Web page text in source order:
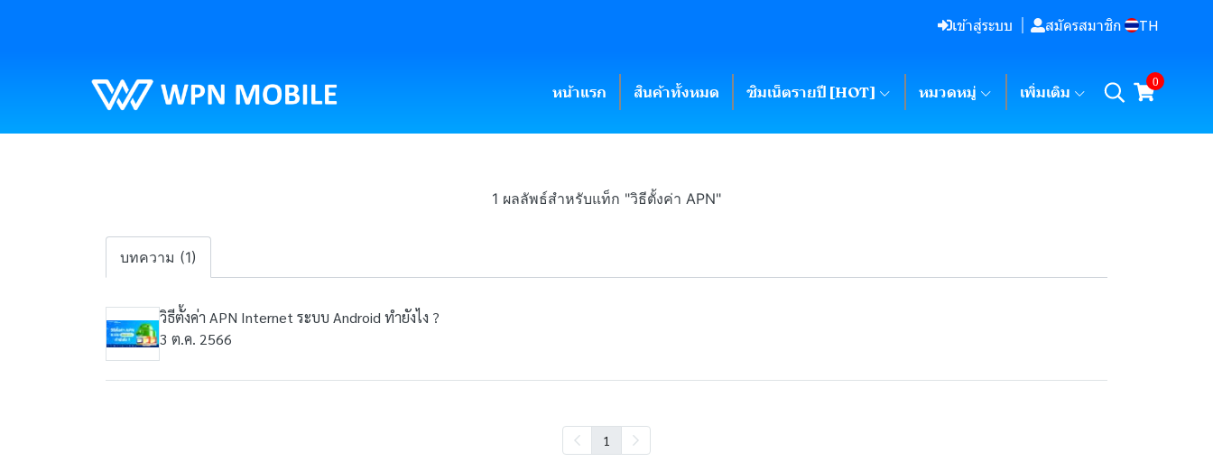
เข้าสู่ระบบ สมัครสมาชิก TH
หน้าแรก สินค้าทั้งหมด ซิมเน็ตรายปี [HOT] หมวดหมู่ เพิ่มเติม
0
1 ผลลัพธ์สำหรับแท็ก "วิธีตั้งค่า APN"
บทความ (1)
วิธีตั้งค่า APN Internet ระบบ Android ทำยังไง ?
3 ต.ค. 2566
1